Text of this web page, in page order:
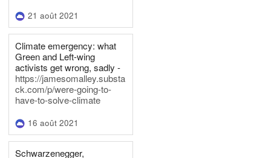
21 août 2021
Climate emergency: what
Green and Left-wing
activists get wrong, sadly -
https://jamesomalley.substa
ck.com/p/were-going-to-
have-to-solve-climate
16 août 2021
Schwarzenegger,